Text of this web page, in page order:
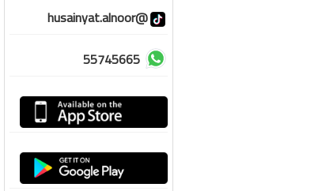
@husainyat.alnoor
55745665